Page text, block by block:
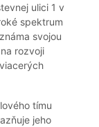
ulici 1 v
spektrum
svojou
rozvoji
tímu
jeho